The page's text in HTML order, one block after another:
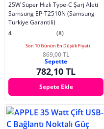
25W Süper Hızlı Type-C Şarj Aleti
Samsung EP-T2510N (Samsung
Türkiye Garantili)
4
(8)
Son 10 Günün En Düşük Fiyatı
869,00 TL
Sepette
782,10 TL
Sepete Ekle